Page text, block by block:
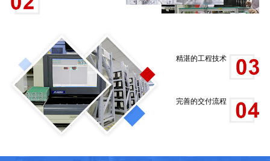
精湛的工程技术
完善的交付流程